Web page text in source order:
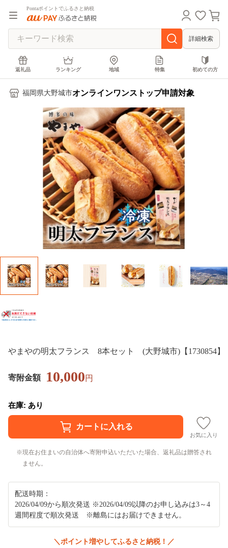
Pontaポイントでふるさと納税
詳細検索
返礼品 ランキング 地域 特集 初めての方
福岡県大野城市オンラインワンストップ申請対象
やまやの明太フランス 8本セット (大野城市)【1730854】
寄附金額 10,000円
在庫: あり
お気に入り
現在お住まいの自治体へ寄附申込いただいた場合、返礼品は贈答され
ません。
配送時期：
2026/04/09から順次発送 ※2026/04/09以降のお申し込みは3～4
週間程度で順次発送 ※離島にはお届けできません。
＼ポイント増やしてふるさと納税！／